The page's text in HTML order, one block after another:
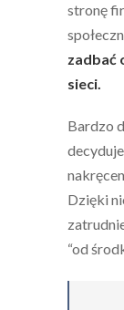
stronę
zadbać
sieci.
Bardzo
Dzięki
“od